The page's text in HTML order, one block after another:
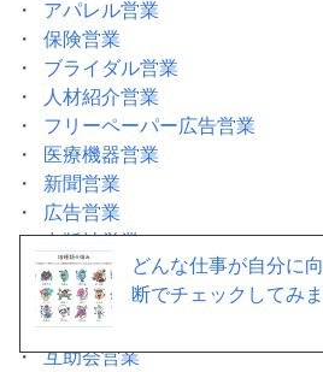
アパレル営業
保険営業
ブライダル営業
人材紹介営業
フリーペーパー広告営業
医療機器営業
新聞営業
広告営業
出版社営業
注文住宅営業
貿易営業
不動産賃貸営業
互助会営業
どんな仕事が自分に
断でチェックしてみ